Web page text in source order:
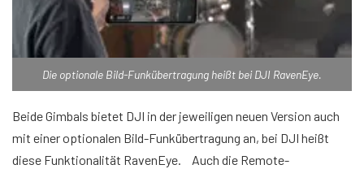
Die optionale Bild-Funkübertragung heißt bei DJI RavenEye.
Beide Gimbals bietet DJI in der jeweiligen neuen Version auch
mit einer optionalen Bild-Funkübertragung an, bei DJI heißt
diese Funktionalität RavenEye. Auch die Remote-